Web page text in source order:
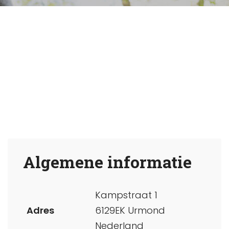
Algemene informatie
Adres
Kampstraat 1
6129EK Urmond
Nederland